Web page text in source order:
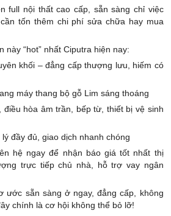
full nội thất cao cấp, sẵn sàng chỉ việc
tốn thêm chi phí sửa chữa hay mua
này “hot” nhất Ciputra hiện nay:
khối – đẳng cấp thượng lưu, hiếm có
máy thang bộ gỗ Lim sáng thoáng
điều hòa âm trần, bếp từ, thiết bị vệ sinh
đầy đủ, giao dịch nhanh chóng
hệ ngay để nhận báo giá tốt nhất thị
trực tiếp chủ nhà, hỗ trợ vay ngân
ước sẵn sàng ở ngay, đẳng cấp, không
chính là cơ hội không thể bỏ lỡ!